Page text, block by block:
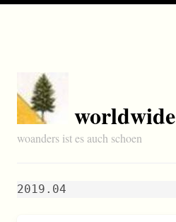
worldwide
woanders ist es auch schoen
2019.04